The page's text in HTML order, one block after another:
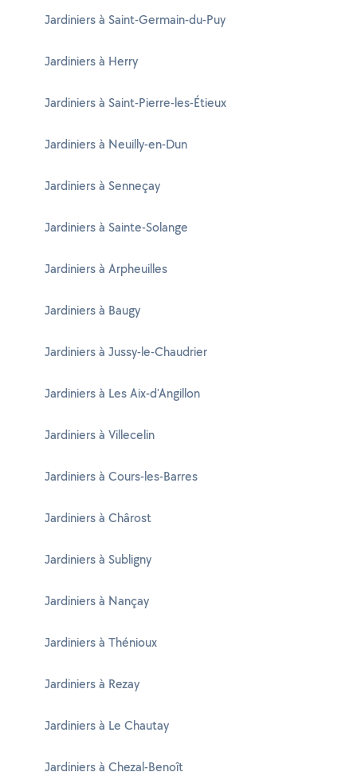
Jardiniers à Saint-Germain-du-Puy
Jardiniers à Herry
Jardiniers à Saint-Pierre-les-Étieux
Jardiniers à Neuilly-en-Dun
Jardiniers à Senneçay
Jardiniers à Sainte-Solange
Jardiniers à Arpheuilles
Jardiniers à Baugy
Jardiniers à Jussy-le-Chaudrier
Jardiniers à Les Aix-d'Angillon
Jardiniers à Villecelin
Jardiniers à Cours-les-Barres
Jardiniers à Chârost
Jardiniers à Subligny
Jardiniers à Nançay
Jardiniers à Thénioux
Jardiniers à Rezay
Jardiniers à Le Chautay
Jardiniers à Chezal-Benoît